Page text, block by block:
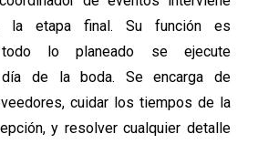
la etapa final. Su función es
lo planeado se ejecute
día de la boda. Se encarga de
cuidar los tiempos de la
y resolver cualquier detalle